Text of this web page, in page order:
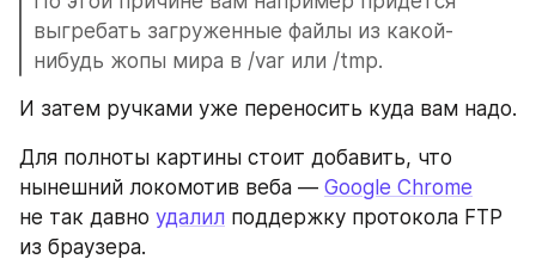
выгребать загруженные файлы из какой-
нибудь жопы мира в /var или /tmp.
И затем ручками уже переносить куда вам надо.
Для полноты картины стоит добавить, что
нынешний локомотив веба — Google Chrome
не так давно удалил поддержку протокола FTP
из браузера.